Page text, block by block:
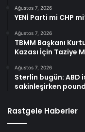
Ağustos 7, 2026
YENİ Parti mi CHP
Ağustos 7, 2026
TBMM Başkanı
Kazası İçin Taziye
Ağustos 7, 2026
Sterlin bugün:
sakinleşirken
Rastgele Haberler